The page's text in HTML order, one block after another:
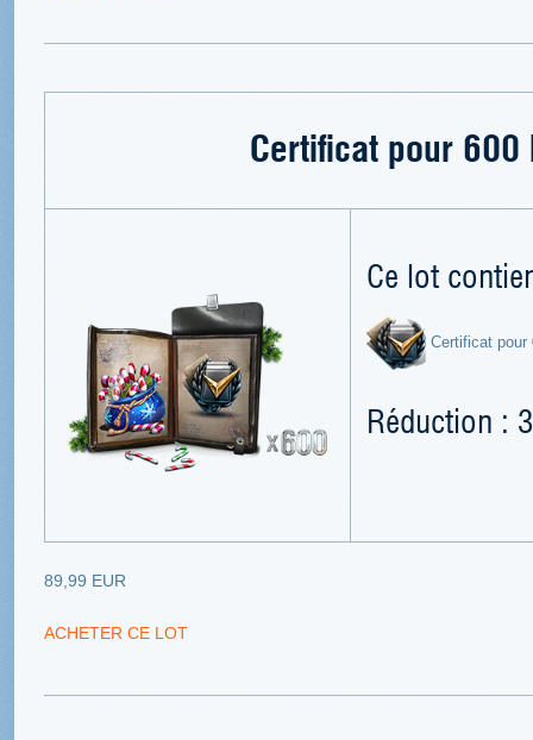
Certificat pour 600
Ce lot
Certificat pour
Réduction :
89,99 EUR
ACHETER CE LOT